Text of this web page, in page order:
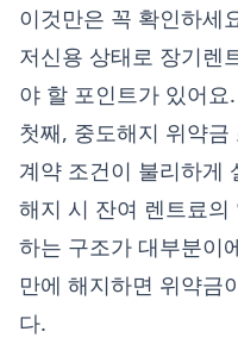
이것만은 꼭 확인하세
저신용 상태로 장기렌
야 할 포인트가 있어요.
첫째, 중도해지 위약
계약 조건이 불리하게
해지 시 잔여 렌트료
하는 구조가 대부분이
만에 해지하면 위약금
다.